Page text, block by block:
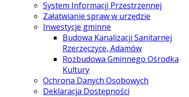
System Informacji Przestrzennej
Załatwianie spraw w urzędzie
Inwestycje gminne
Budowa Kanalizacji Sanitarnej
Rzerzęczyce, Adamów
Rozbudowa Gminnego Ośrodka
Kultury
Ochrona Danych Osobowych
Deklaracja Dostępności